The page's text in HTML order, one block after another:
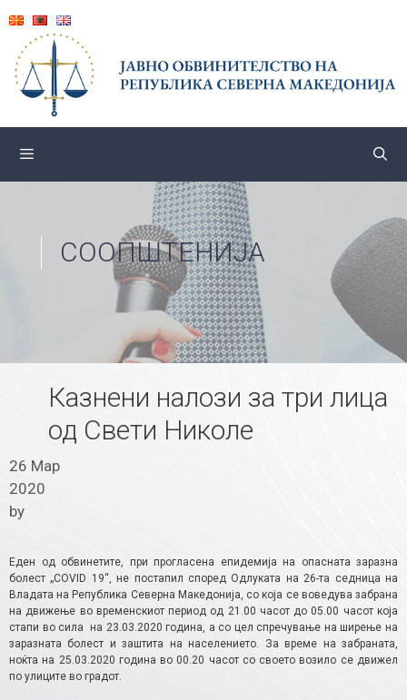
content
СООПШТЕНИЈА
Казнени налози за три лица
од Свети Николе
26 Мар
2020
by
Еден од обвинетите, при прогласена епидемија на опасната заразна
болест „COVID 19“, не постапил според Одлуката на 26-та седница на
Владата на Република Северна Македонија, со која се воведува забрана
на движење во временскиот период од 21.00 часот до 05.00 часот која
стапи во сила на 23.03.2020 година, а со цел спречување на ширење на
заразната болест и заштита на населениeтo. За време на забраната,
ноќта на 25.03.2020 година во 00.20 часот со своето возило се движел
по улиците во градот.